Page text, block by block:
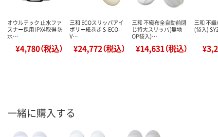
オウルテック 止水ファ
スナー採用 IPX4取得 防
水…
¥4,780（税込）
三和 ECOスリッパアイ
ボリー紙巻き S-ECO-
V…
¥24,772（税込）
三和 不織布全自動前閉
じ特大スリッパ(無地
OP袋入)…
¥14,631（税込）
三和 不
(袋入)
一緒に購入する